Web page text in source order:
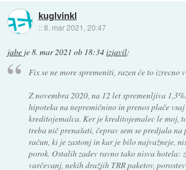
kuglvinkl
::8. mar 2021, 20:47
jabe je8. mar 2021 ob 18:34izjavil:
Fix se ne more spremeniti, razen če to izrecno
Z novembra 2020, na 12 let spremenljiva
hipoteka na nepremičnino in prenos plače
kreditojemalca. Ker je kreditojemalec le moj,
treba nič prenašati, čeprav sem se predjala
račun, ki je zastonj in kar je bilo najvažneje,
porok. Ostalih zadev ravno tako nisva hotela:
varčevanj, nekih dražjih TRR paketov,